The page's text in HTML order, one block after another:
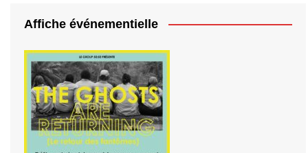
Affiche événementielle